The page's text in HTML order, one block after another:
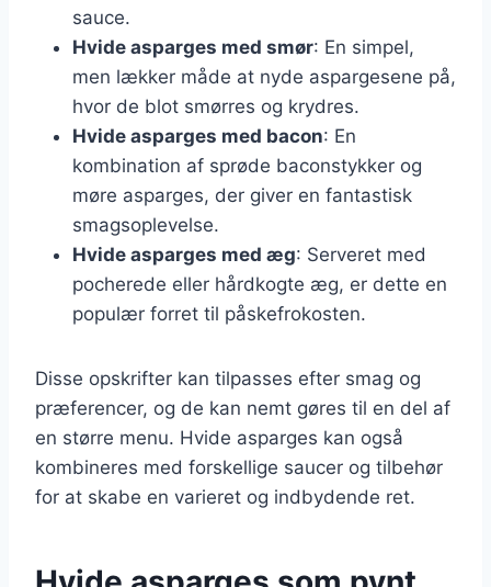
sauce.
Hvide asparges med smør: En simpel,
men lækker måde at nyde aspargesene på,
hvor de blot smørres og krydres.
Hvide asparges med bacon: En
kombination af sprøde baconstykker og
møre asparges, der giver en fantastisk
smagsoplevelse.
Hvide asparges med æg: Serveret med
pocherede eller hårdkogte æg, er dette en
populær forret til påskefrokosten.
Disse opskrifter kan tilpasses efter smag og
præferencer, og de kan nemt gøres til en del af
en større menu. Hvide asparges kan også
kombineres med forskellige saucer og tilbehør
for at skabe en varieret og indbydende ret.